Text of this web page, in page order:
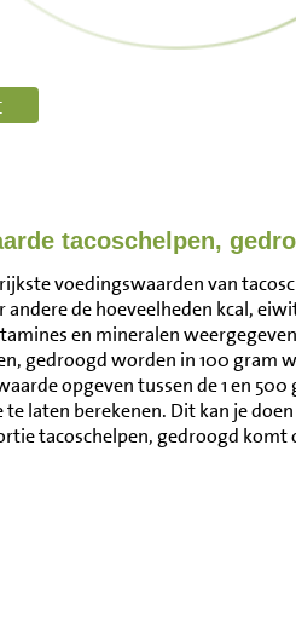
tacoschelpen,
voedingswaarden van
andere de hoeveelheden kcal,
en mineralen
gedroogd worden in 100 gram
opgeven tussen de 1 en
laten berekenen. Dit kan je
tacoschelpen, gedroogd komt